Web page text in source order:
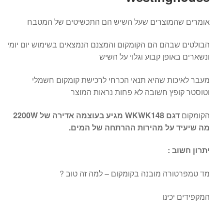
אומרים שהמוצרים שעל השיש הם התכשיטים של המטבח
הבולטים שבהם הם הקומקום והמצנם הנמצאים בשימוש יום יומי
ונשארים באופן קבוע וגלוי על השיש
מעבר לאיכות שהיא תנאי הכרחי לרכישת קומקום חשמלי
וטוסטר קופץ חשובה לא פחות נראות המוצר
הקומקום
דגם WKWK148 מגיע בעוצמה אדירה של 2200W
מה שיעיד על מהירות ההרתחה של המים.
יתרון חשוב :
מד טמפרטורה מובנה בקומקום – למה זה טוב ?
המקפידים יכינו